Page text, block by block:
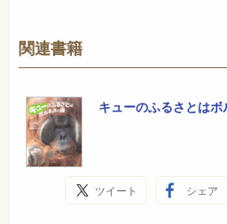
関連書籍
キューのふるさとは
ツイート シェア